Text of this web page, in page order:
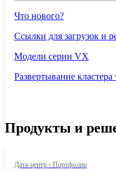
Что нового?
Ссылки для загрузок и
Модели серии VX
Развертывание
Продукты и
Дата-центр › Портфолио